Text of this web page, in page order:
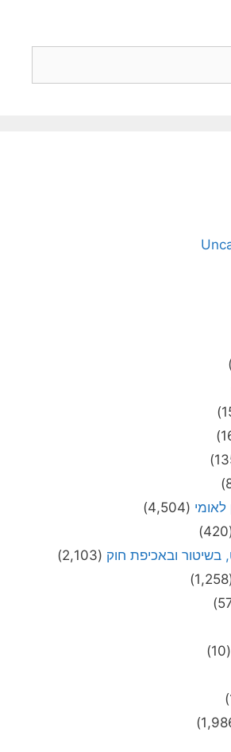
לאומי (4,504)
ובאכיפת חוק (2,103)
(10)